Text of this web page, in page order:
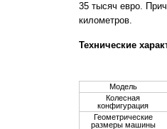
35 тысяч евро.
километров.
Технические
Модель
Колесная
конфигурация
Геометрические
размеры машины